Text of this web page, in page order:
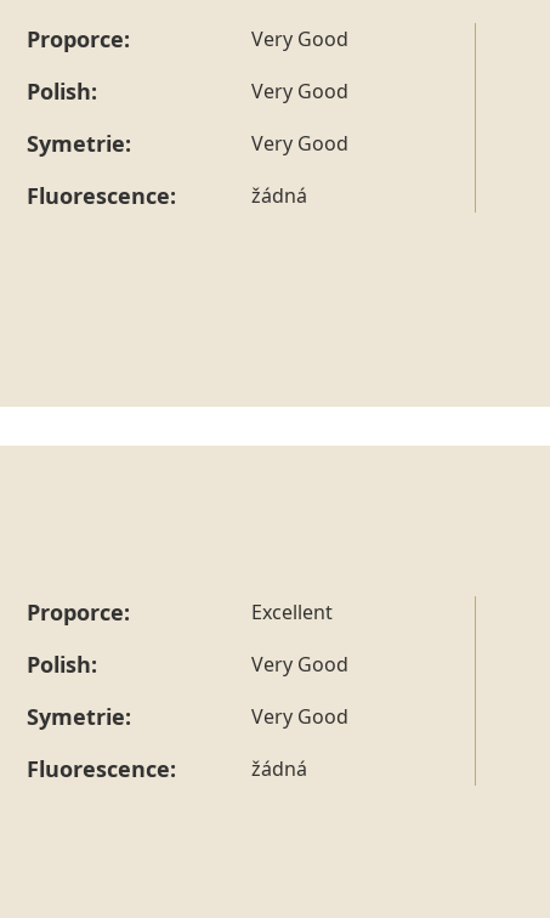
Proporce: Very Good
Polish: Very Good
Symetrie: Very Good
Fluorescence: žádná
Proporce: Excellent
Polish: Very Good
Symetrie: Very Good
Fluorescence: žádná